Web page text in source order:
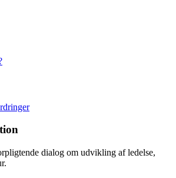
dialog om udvikling af ledelse,